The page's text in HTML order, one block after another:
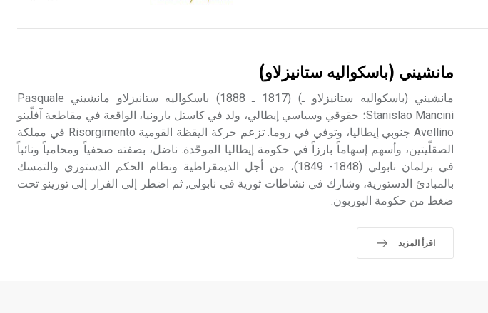
الإنكليزية أب
- هل تعلم أن أبجر Abgar اسم معروف
جيداً يعود إلى عدد من الملوك الذين
حكموا مدينة إديسا (الرها) من أبجر الأول
وحتى التاسع، وهم ينتسبون إلى أسرة
مانشيني (باسكواليه ستانيزلاو)
مانشيني (باسكواليه ستانيزلاو ـ) (1817 ـ 1888) باسكواليه ستانيزلاو مانشيني Pasquale
Stanislao Mancini؛ حقوقي وسياسي إيطالي، ولد في كاستل بارونيا، الواقعة في مقاطعة آفلّينو
Avellino جنوبي إيطاليا، وتوفي في روما. تزعم حركة اليقظة القومية Risorgimento في مملكة
الصقلّيتين، وأسهم إسهاماً بارزاً في حكومة إيطاليا الموحّدة. ناضل، بصفته صحفياً ومحامياً ونائباً
في برلمان نابولي (1848- 1849)، من أجل الديمقراطية ونظام الحكم الدستوري والتمسك
بالمبادئ الدستورية، وشارك في نشاطات ثورية في نابولي, ثم اضطر إلى الفرار إلى تورينو تحت
ضغط من حكومة البوربون.
اقرأ المزيد